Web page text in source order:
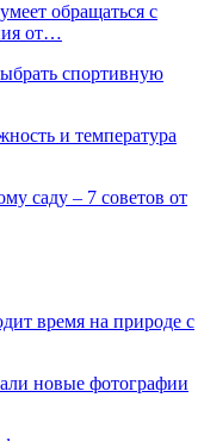
обращаться с
от…
спортивную
и температура
саду – 7 советов от
время на природе с
новые фотографии